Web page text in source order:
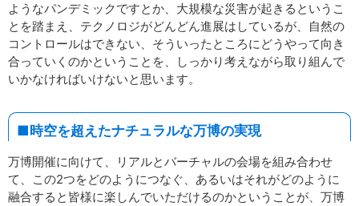
ようなパンデミックですとか、大規模な災害が起きるというこ
とを踏まえ、テクノロジがどんどん進展はしているが、自然の
コントロールはできない、そういったところにどうやって向き
合っていくのかということを、しっかり考えながら取り組んで
いかなければいけないと思います。
■時空を超えたナチュラルな万博の実現
万博開催に向けて、リアルとバーチャルの会場を組み合わせ
て、この2つをどのようにつなぐ、あるいはそれがどのように
融合すると皆様に楽しんでいただけるのかということが、万博